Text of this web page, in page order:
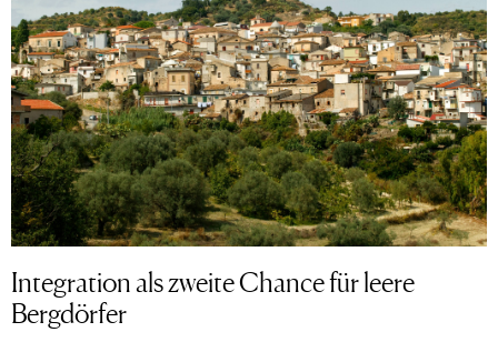
Integration als zweite Chance für leere
Bergdörfer